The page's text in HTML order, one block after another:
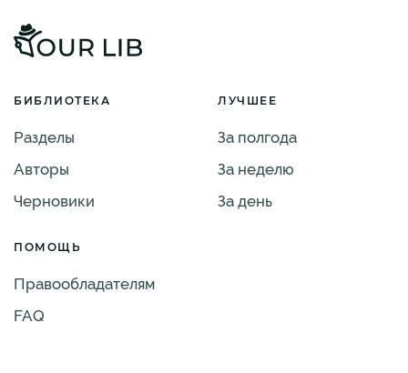
БИБЛИОТЕКА
Разделы
Авторы
Черновики
ЛУЧШЕЕ
За полгода
За неделю
За день
ПОМОЩЬ
Правообладателям
FAQ